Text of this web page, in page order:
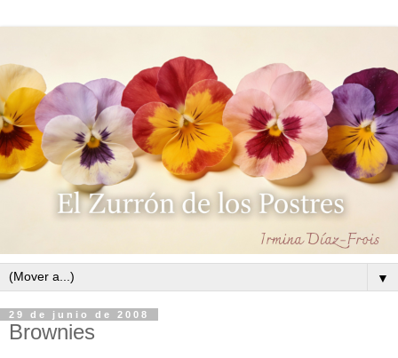
▼
29 de junio de 2008
Brownies